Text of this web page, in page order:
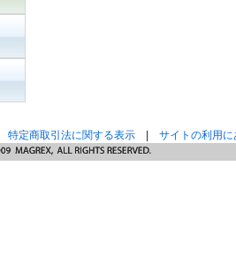
特定商取引法に関する表示 サイトの利用に